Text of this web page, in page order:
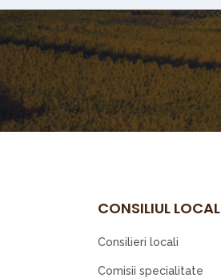
CONSILIUL LOCAL
Consilieri locali
Comisii specialitate